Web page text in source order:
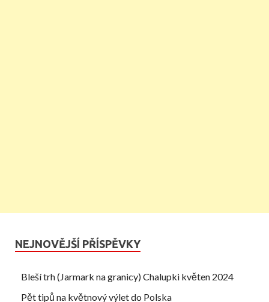
NEJNOVĚJŠÍ PŘÍSPĚVKY
Bleší trh (Jarmark na granicy) Chalupki květen 2024
Pět tipů na květnový výlet do Polska